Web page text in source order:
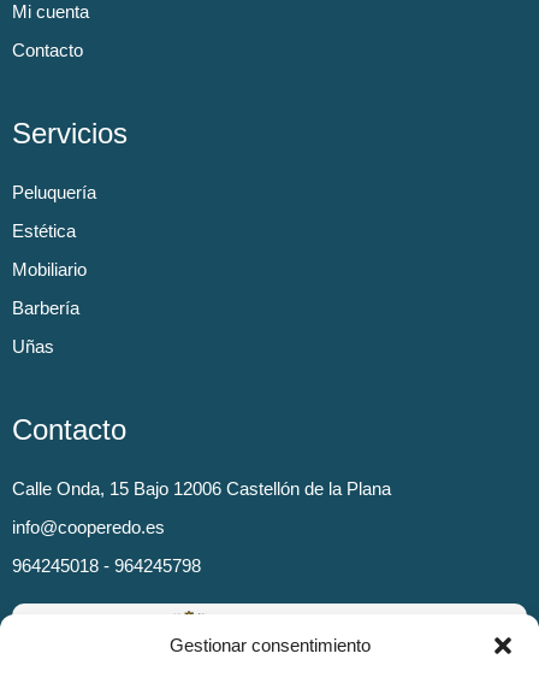
Gestionar consentimiento
Mi cuenta
Contacto
Servicios
Peluquería
Estética
Mobiliario
Barbería
Uñas
Contacto
Calle Onda, 15 Bajo 12006 Castellón de la Plana
info@cooperedo.es
964245018 - 964245798